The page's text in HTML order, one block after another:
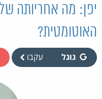
יפן: מה אחריותה
האוטומטית?
גוגל עקבו